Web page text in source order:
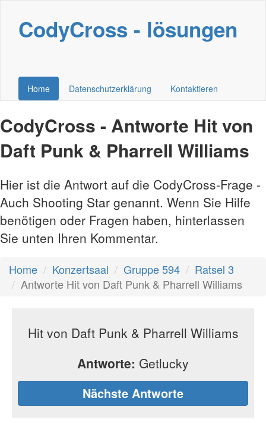
CodyCross - lösungen
Home Datenschutzerklärung Kontaktieren
CodyCross - Antworte Hit von
Daft Punk & Pharrell Williams
Hier ist die Antwort auf die CodyCross-Frage -
Auch Shooting Star genannt. Wenn Sie Hilfe
benötigen oder Fragen haben, hinterlassen
Sie unten Ihren Kommentar.
Home Konzertsaal Gruppe 594
Ratsel 3
Antworte Hit von Daft Punk & Pharrell Williams
Hit von Daft Punk & Pharrell Williams
Antworte: Getlucky
Nächste Antworte